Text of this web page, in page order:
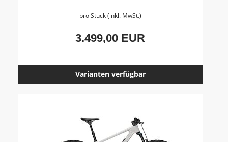
pro Stück (inkl. MwSt.)
3.499,00 EUR
Varianten verfügbar